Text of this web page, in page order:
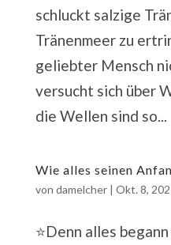
schluckt salzige
Tränenmeer zu
geliebter Mensch
versucht sich über
die Wellen sind so...
Wie alles seinen
von damelcher| Okt. 8,
⭐️Denn alles